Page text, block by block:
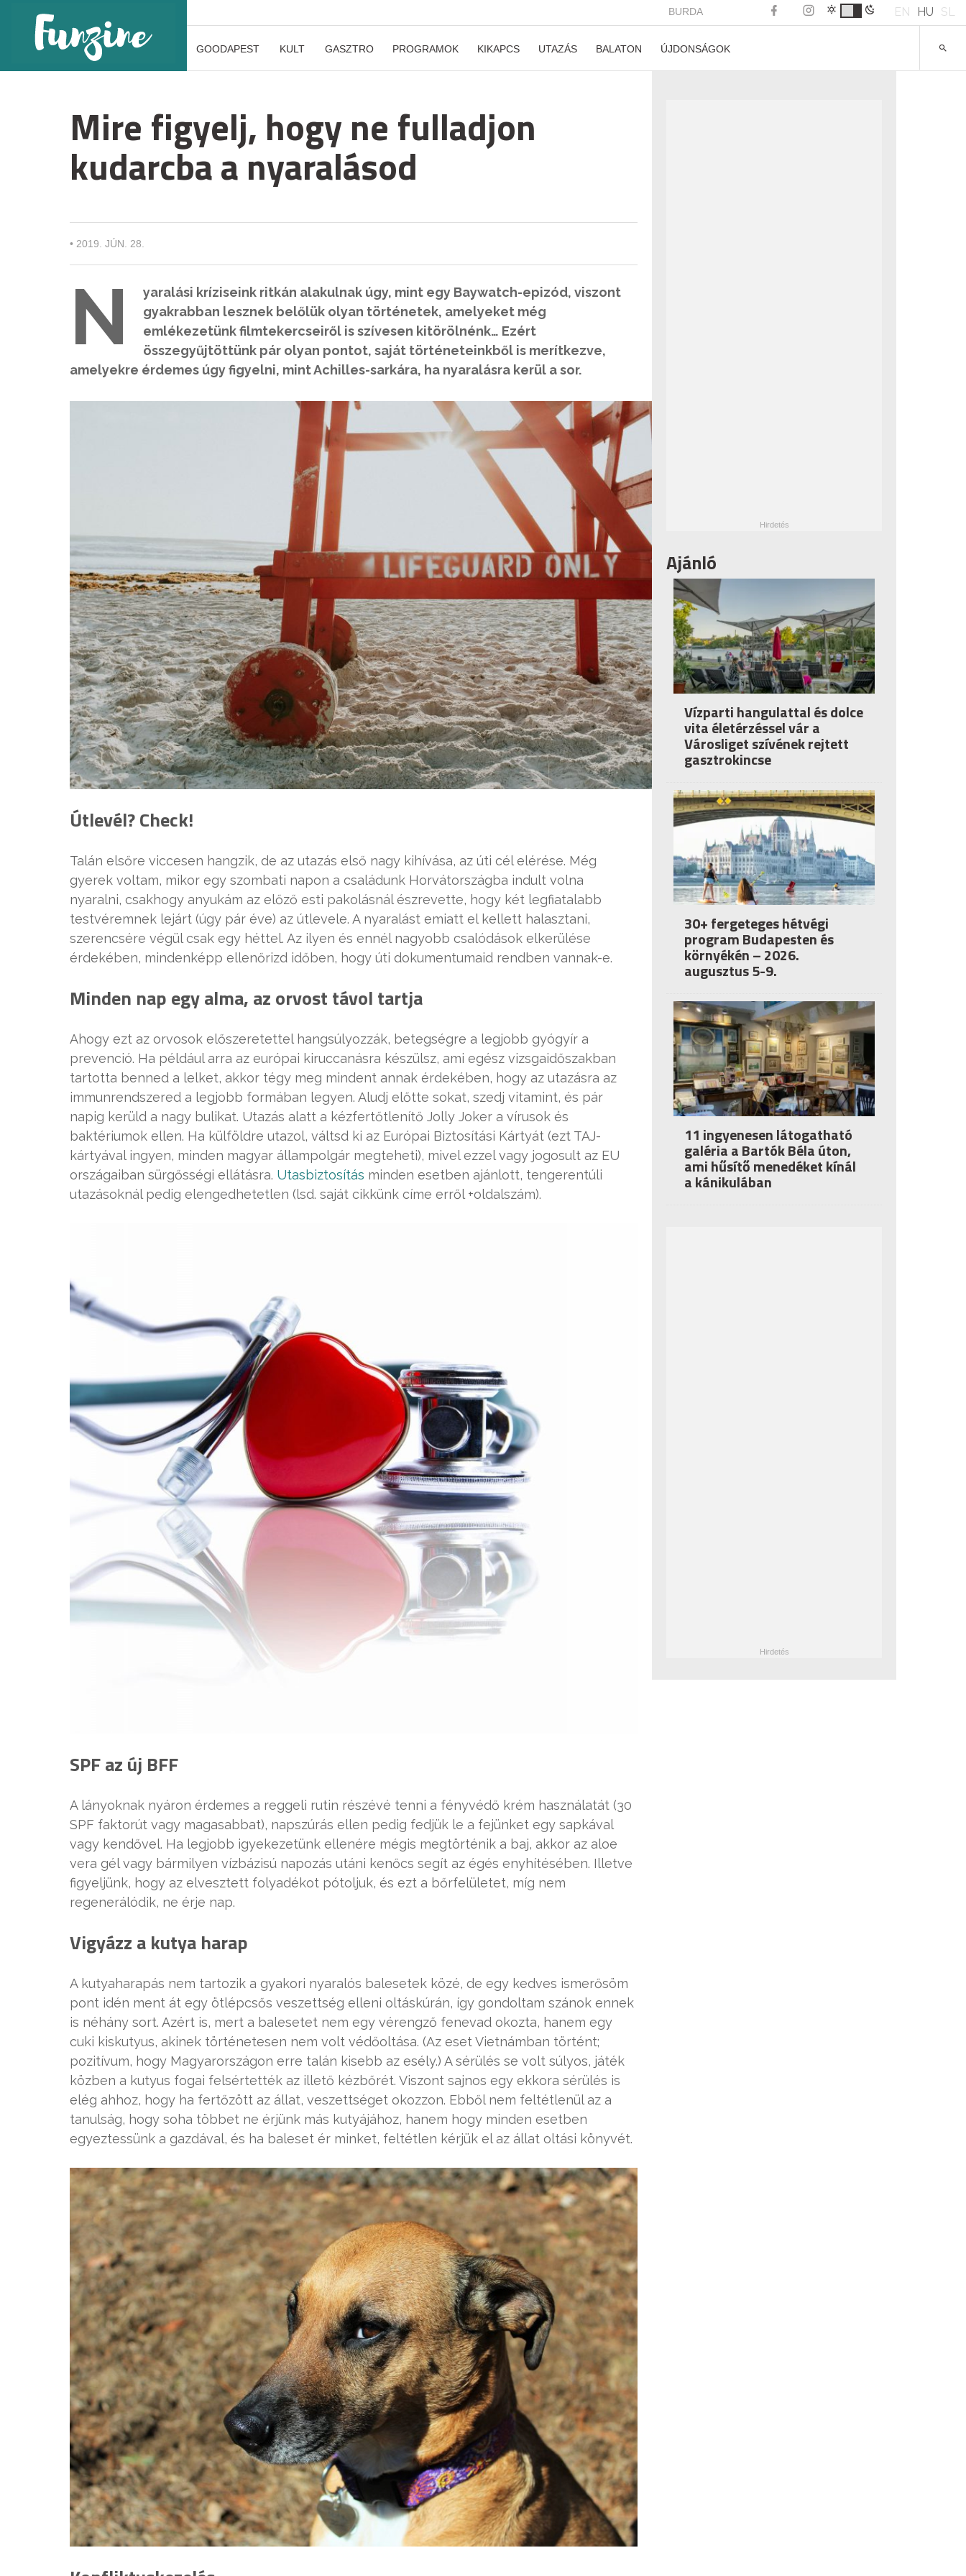
BURDA EN HU SL
GOODAPEST KULT GASZTRO PROGRAMOK KIKAPCS UTAZÁS BALATON ÚJDONSÁGOK
Mire figyelj, hogy ne fulladjon
kudarcba a nyaralásod
• 2019. JÚN. 28.
N
yaralási kríziseink ritkán alakulnak úgy, mint egy Baywatch-epizód, viszont
gyakrabban lesznek belőlük olyan történetek, amelyeket még
emlékezetünk filmtekercseiről is szívesen kitörölnénk… Ezért
összegyűjtöttünk pár olyan pontot, saját történeteinkből is merítkezve,
amelyekre érdemes úgy figyelni, mint Achilles-sarkára, ha nyaralásra kerül a sor.
Útlevél? Check!
Talán elsőre viccesen hangzik, de az utazás első nagy kihívása, az úti cél elérése. Még
gyerek voltam, mikor egy szombati napon a családunk Horvátországba indult volna
nyaralni, csakhogy anyukám az előző esti pakolásnál észrevette, hogy két legfiatalabb
testvéremnek lejárt (úgy pár éve) az útlevele. A nyaralást emiatt el kellett halasztani,
szerencsére végül csak egy héttel. Az ilyen és ennél nagyobb csalódások elkerülése
érdekében, mindenképp ellenőrizd időben, hogy úti dokumentumaid rendben vannak-e.
Minden nap egy alma, az orvost távol tartja
Ahogy ezt az orvosok előszeretettel hangsúlyozzák, betegségre a legjobb gyógyír a
prevenció. Ha például arra az európai kiruccanásra készülsz, ami egész vizsgaidőszakban
tartotta benned a lelket, akkor tégy meg mindent annak érdekében, hogy az utazásra az
immunrendszered a legjobb formában legyen. Aludj előtte sokat, szedj vitamint, és pár
napig kerüld a nagy bulikat. Utazás alatt a kézfertőtlenítő Jolly Joker a vírusok és
baktériumok ellen. Ha külföldre utazol, váltsd ki az Európai Biztosítási Kártyát (ezt TAJ-
kártyával ingyen, minden magyar állampolgár megteheti), mivel ezzel vagy jogosult az EU
országaiban sürgősségi ellátásra. Utasbiztosítás minden esetben ajánlott, tengerentúli
utazásoknál pedig elengedhetetlen (lsd. saját cikkünk címe erről +oldalszám).
SPF az új BFF
A lányoknak nyáron érdemes a reggeli rutin részévé tenni a fényvédő krém használatát (30
SPF faktorút vagy magasabbat), napszúrás ellen pedig fedjük le a fejünket egy sapkával
vagy kendővel. Ha legjobb igyekezetünk ellenére mégis megtörténik a baj, akkor az aloe
vera gél vagy bármilyen vízbázisú napozás utáni kenőcs segít az égés enyhítésében. Illetve
figyeljünk, hogy az elvesztett folyadékot pótoljuk, és ezt a bőrfelületet, míg nem
regenerálódik, ne érje nap.
Vigyázz a kutya harap
A kutyaharapás nem tartozik a gyakori nyaralós balesetek közé, de egy kedves ismerősöm
pont idén ment át egy ötlépcsős veszettség elleni oltáskúrán, így gondoltam szánok ennek
is néhány sort. Azért is, mert a balesetet nem egy vérengző fenevad okozta, hanem egy
cuki kiskutyus, akinek történetesen nem volt védőoltása. (Az eset Vietnámban történt;
pozitívum, hogy Magyarországon erre talán kisebb az esély.) A sérülés se volt súlyos, játék
közben a kutyus fogai felsértették az illető kézbőrét. Viszont sajnos egy ekkora sérülés is
elég ahhoz, hogy ha fertőzött az állat, veszettséget okozzon. Ebből nem feltétlenül az a
tanulság, hogy soha többet ne érjünk más kutyájához, hanem hogy minden esetben
egyeztessünk a gazdával, és ha baleset ér minket, feltétlen kérjük el az állat oltási könyvét.
Ajánló
Vízparti hangulattal és dolce
vita életérzéssel vár a
Városliget szívének rejtett
gasztrokincse
30+ fergeteges hétvégi
program Budapesten és
környékén – 2026.
augusztus 5-9.
11 ingyenesen látogatható
galéria a Bartók Béla úton,
ami hűsítő menedéket kínál
a kánikulában